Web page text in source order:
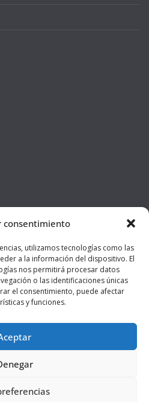
consentimiento
utilizamos tecnologías como las
a la información del dispositivo. El
nos permitirá procesar datos
o las identificaciones únicas
el consentimiento, puede afectar
y funciones.
| All rights reserved | Theme:
|Aviso Legal